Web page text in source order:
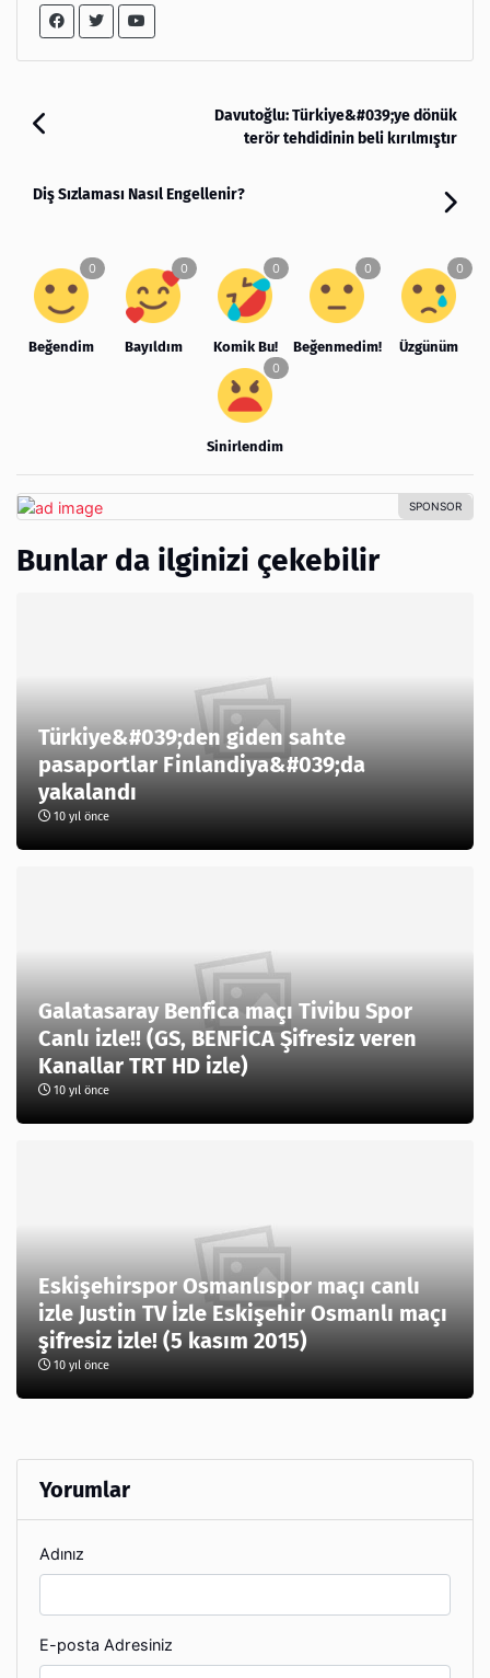
Davutoğlu: Türkiye&#039;ye dönük
terör tehdidinin beli kırılmıştır
Diş Sızlaması Nasıl Engellenir?
Beğendim Bayıldım Komik Bu! Beğenmedim! Üzgünüm
Sinirlendim
Bunlar da ilginizi çekebilir
Türkiye&#039;den giden sahte
pasaportlar Finlandiya&#039;da
yakalandı
10 yıl önce
Galatasaray Benfica maçı Tivibu Spor
Canlı izle!! (GS, BENFİCA Şifresiz veren
Kanallar TRT HD izle)
10 yıl önce
Eskişehirspor Osmanlıspor maçı canlı
izle Justin TV İzle Eskişehir Osmanlı maçı
şifresiz izle! (5 kasım 2015)
10 yıl önce
Yorumlar
Adınız
E-posta Adresiniz